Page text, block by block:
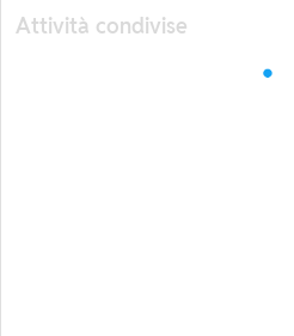
Attività condivise